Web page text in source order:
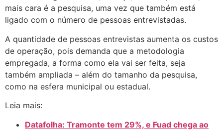
mais cara é a pesquisa, uma vez que também está
ligado com o número de pessoas entrevistadas.
A quantidade de pessoas entrevistas aumenta os custos
de operação, pois demanda que a metodologia
empregada, a forma como ela vai ser feita, seja
também ampliada – além do tamanho da pesquisa,
como na esfera municipal ou estadual.
Leia mais:
Datafolha: Tramonte tem 29%, e Fuad chega ao